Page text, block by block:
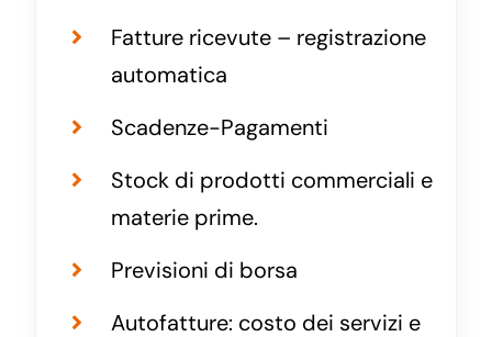
Fatture ricevute – registrazione
automatica
Scadenze-Pagamenti
Stock di prodotti commerciali e
materie prime.
Previsioni di borsa
Autofatture: costo dei servizi e